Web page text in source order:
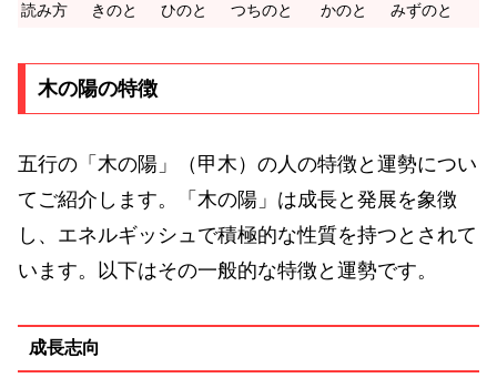
読み方
きのと ひのと つちのと かのと みずのと
木の陽の特徴
五行の「木の陽」（甲木）の人の特徴と運勢につい
てご紹介します。「木の陽」は成長と発展を象徴
し、エネルギッシュで積極的な性質を持つとされて
います。以下はその一般的な特徴と運勢です。
成長志向